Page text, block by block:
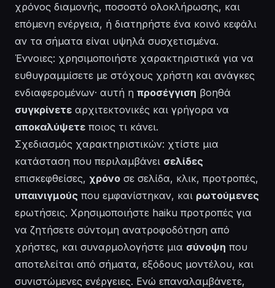
χρόνος διαμονής, ποσοστό ολοκλήρωσης, και
επόμενη ενέργεια, ή διατηρήστε ένα κοινό κεφάλι
αν τα σήματα είναι υψηλά συσχετισμένα.
Έννοιες: χρησιμοποιήστε χαρακτηριστικά για να
ευθυγραμμίσετε με στόχους χρήστη και ανάγκες
ενδιαφερομένων· αυτή η προσέγγιση βοηθά
συγκρίνετε αρχιτεκτονικές και γρήγορα να
αποκαλύψετε ποιος τι κάνει.
Σχεδιασμός χαρακτηριστικών: χτίστε μια
κατάσταση που περιλαμβάνει σελίδες
επισκεφθείσες, χρόνο σε σελίδα, κλικ, προτροπές,
υπαινιγμούς που εμφανίστηκαν, και ρωτούμενες
ερωτήσεις. Χρησιμοποιήστε haiku προτροπές για
να ζητήσετε σύντομη ανατροφοδότηση από
χρήστες, και συναρμολογήστε μια σύνοψη που
αποτελείται από σήματα, εξόδους μοντέλου, και
συνιστώμενες ενέργειες. Ενώ επαναλαμβάνετε,